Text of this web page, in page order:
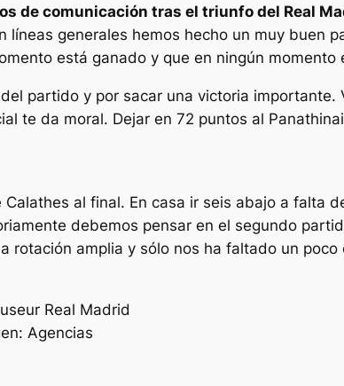
de comunicación tras el triunfo del Real
líneas generales hemos hecho un muy buen
está ganado y que en ningún momento
partido y por sacar una victoria importante.
te da moral. Dejar en 72 puntos al
al final. En casa ir seis abajo a falta
debemos pensar en el segundo
rotación amplia y sólo nos ha faltado un
Agencias